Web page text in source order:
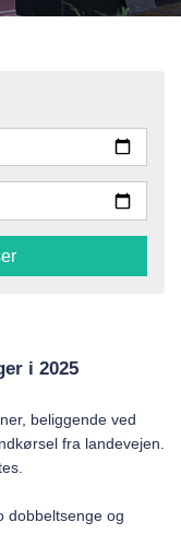
i 2025
beliggende ved
fra landevejen.
dobbeltsenge og